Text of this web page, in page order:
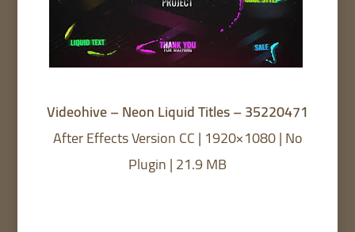
Videohive – Neon Liquid Titles – 35220471
After Effects Version CC | 1920×1080 | No
Plugin | 21.9 MB